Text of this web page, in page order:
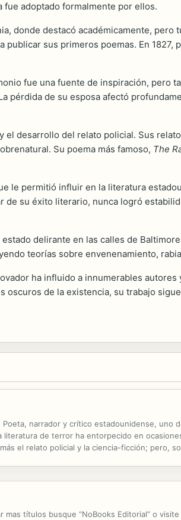
fue adoptado formalmente por ellos.
donde destacó académicamente,
sus primeros poemas. En
fue una fuente de inspiración, pero
pérdida de su esposa afectó
el desarrollo del relato policial. Sus
Su poema más famoso, The
le permitió influir en la literatura
su éxito literario, nunca logró
delirante en las calles de
teorías sobre envenenamiento,
ha influido a innumerables
de la existencia, su trabajo
narrador y crítico estadounidense, uno
de terror ha entorpecido en
el relato policial y la ciencia-ficción; pero,
títulos busque “NoBooks Editorial” o